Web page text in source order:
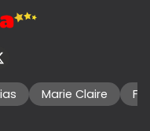
Marie Claire